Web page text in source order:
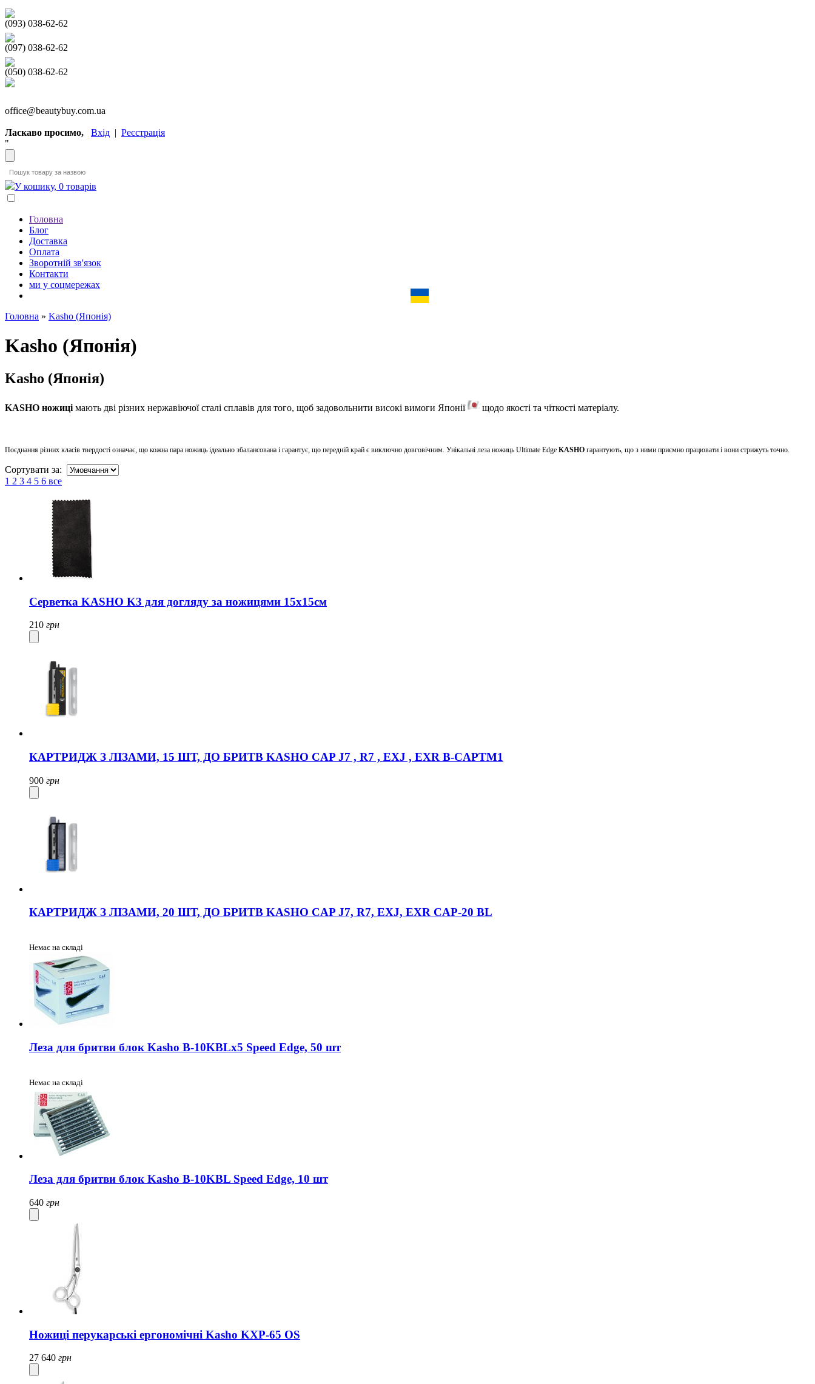
(093) 038-62-62
(097) 038-62-62
(050) 038-62-62
office@beautybuy.com.ua
Ласкаво просимо, Вхід | Реєстрація
"
У кошику, 0 товарів
Головна
Блог
Доставка
Оплата
Зворотній зв'язок
Контакти
ми у соцмережах
Головна » Kasho (Японія)
Kasho (Японія)
Kasho (Японія)
KASHO ножиці мають дві різних нержавіючої сталі сплавів для того, щоб задовольнити високі вимоги Японії щодо якості та чіткості матеріалу.
Поєднання різних класів твердості означає, що кожна пара ножиць ідеально збалансована і гарантує, що передній край є виключно довговічним. Унікальні леза ножиць Ultimate Edge KASHO гарантують, що з ними приємно працювати і вони стрижуть точно.
Сортувати за:
1 2 3 4 5 6 все
Серветка KASHO K3 для догляду за ножицями 15х15см
210 грн
КАРТРИДЖ З ЛІЗАМИ, 15 ШТ, ДО БРИТВ KASHO CAP J7 , R7 , EXJ , EXR B-CAPTM1
900 грн
КАРТРИДЖ З ЛІЗАМИ, 20 ШТ, ДО БРИТВ KASHO CAP J7, R7, EXJ, EXR CAP-20 BL
Немає на складі
Леза для бритви блок Kasho B-10KBLx5 Speed ​​Edge, 50 шт
Немає на складі
Леза для бритви блок Kasho B-10KBL Speed ​​Edge, 10 шт
640 грн
Ножиці перукарські ергономічні Kasho KXP-65 OS
27 640 грн